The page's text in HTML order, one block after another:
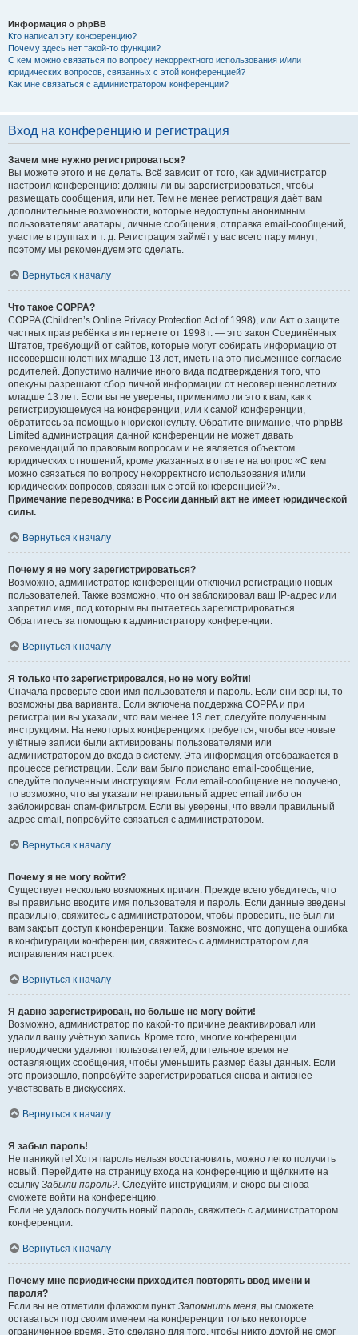
Информация о phpBB
Кто написал эту конференцию?
Почему здесь нет такой-то функции?
С кем можно связаться по вопросу некорректного использования и/или
юридических вопросов, связанных с этой конференцией?
Как мне связаться с администратором конференции?
Вход на конференцию и регистрация
Зачем мне нужно регистрироваться?
Вы можете этого и не делать. Всё зависит от того, как администратор
настроил конференцию: должны ли вы зарегистрироваться, чтобы
размещать сообщения, или нет. Тем не менее регистрация даёт вам
дополнительные возможности, которые недоступны анонимным
пользователям: аватары, личные сообщения, отправка email-сообщений,
участие в группах и т. д. Регистрация займёт у вас всего пару минут,
поэтому мы рекомендуем это сделать.
Вернуться к началу
Что такое COPPA?
COPPA (Children’s Online Privacy Protection Act of 1998), или Акт о защите
частных прав ребёнка в интернете от 1998 г. — это закон Соединённых
Штатов, требующий от сайтов, которые могут собирать информацию от
несовершеннолетних младше 13 лет, иметь на это письменное согласие
родителей. Допустимо наличие иного вида подтверждения того, что
опекуны разрешают сбор личной информации от несовершеннолетних
младше 13 лет. Если вы не уверены, применимо ли это к вам, как к
регистрирующемуся на конференции, или к самой конференции,
обратитесь за помощью к юрисконсульту. Обратите внимание, что phpBB
Limited администрация данной конференции не может давать
рекомендаций по правовым вопросам и не является объектом
юридических отношений, кроме указанных в ответе на вопрос «С кем
можно связаться по вопросу некорректного использования и/или
юридических вопросов, связанных с этой конференцией?».
Примечание переводчика: в России данный акт не имеет юридической
силы..
Вернуться к началу
Почему я не могу зарегистрироваться?
Возможно, администратор конференции отключил регистрацию новых
пользователей. Также возможно, что он заблокировал ваш IP-адрес или
запретил имя, под которым вы пытаетесь зарегистрироваться.
Обратитесь за помощью к администратору конференции.
Вернуться к началу
Я только что зарегистрировался, но не могу войти!
Сначала проверьте свои имя пользователя и пароль. Если они верны, то
возможны два варианта. Если включена поддержка COPPA и при
регистрации вы указали, что вам менее 13 лет, следуйте полученным
инструкциям. На некоторых конференциях требуется, чтобы все новые
учётные записи были активированы пользователями или
администратором до входа в систему. Эта информация отображается в
процессе регистрации. Если вам было прислано email-сообщение,
следуйте полученным инструкциям. Если email-сообщение не получено,
то возможно, что вы указали неправильный адрес email либо он
заблокирован спам-фильтром. Если вы уверены, что ввели правильный
адрес email, попробуйте связаться с администратором.
Вернуться к началу
Почему я не могу войти?
Существует несколько возможных причин. Прежде всего убедитесь, что
вы правильно вводите имя пользователя и пароль. Если данные введены
правильно, свяжитесь с администратором, чтобы проверить, не был ли
вам закрыт доступ к конференции. Также возможно, что допущена ошибка
в конфигурации конференции, свяжитесь с администратором для
исправления настроек.
Вернуться к началу
Я давно зарегистрирован, но больше не могу войти!
Возможно, администратор по какой-то причине деактивировал или
удалил вашу учётную запись. Кроме того, многие конференции
периодически удаляют пользователей, длительное время не
оставляющих сообщения, чтобы уменьшить размер базы данных. Если
это произошло, попробуйте зарегистрироваться снова и активнее
участвовать в дискуссиях.
Вернуться к началу
Я забыл пароль!
Не паникуйте! Хотя пароль нельзя восстановить, можно легко получить
новый. Перейдите на страницу входа на конференцию и щёлкните на
ссылку Забыли пароль?. Следуйте инструкциям, и скоро вы снова
сможете войти на конференцию.
Если не удалось получить новый пароль, свяжитесь с администратором
конференции.
Вернуться к началу
Почему мне периодически приходится повторять ввод имени и
пароля?
Если вы не отметили флажком пункт Запомнить меня, вы сможете
оставаться под своим именем на конференции только некоторое
ограниченное время. Это сделано для того, чтобы никто другой не смог